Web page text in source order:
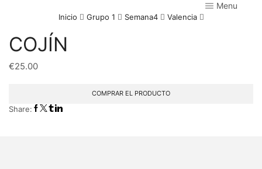
Menu
Inicio Grupo 1 Semana4 Valencia
COJÍN
€25.00
COMPRAR EL PRODUCTO
Share: